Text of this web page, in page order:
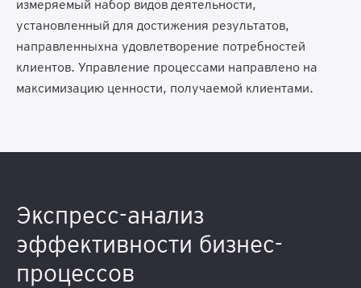
измеряемый набор видов деятельности,
установленный для достижения результатов,
направленныхна удовлетворение потребностей
клиентов. Управление процессами направлено на
максимизацию ценности, получаемой клиентами.
Экспресс-анализ
эффективности бизнес-
процессов